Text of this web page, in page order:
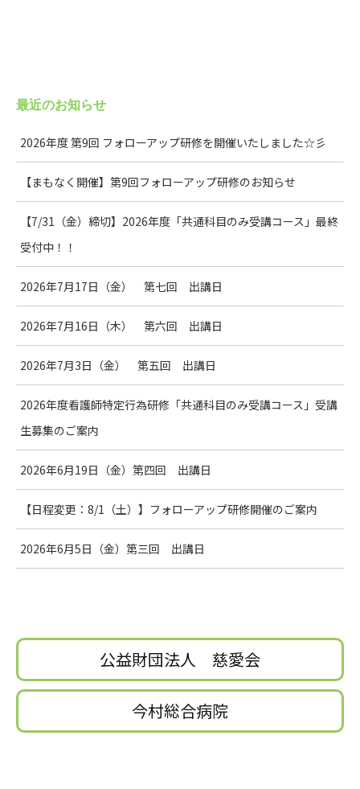
最近のお知らせ
2026年度 第9回 フォローアップ研修を開催いたしました☆彡
【まもなく開催】第9回フォローアップ研修のお知らせ
【7/31（金）締切】2026年度「共通科目のみ受講コース」最終
受付中！！
2026年7月17日（金） 第七回 出講日
2026年7月16日（木） 第六回 出講日
2026年7月3日（金） 第五回 出講日
2026年度看護師特定行為研修「共通科目のみ受講コース」受講
生募集のご案内
2026年6月19日（金）第四回 出講日
【日程変更：8/1（土）】フォローアップ研修開催のご案内
2026年6月5日（金）第三回 出講日
公益財団法人 慈愛会
今村総合病院